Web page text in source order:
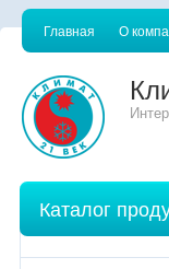
Главная О
Каталог